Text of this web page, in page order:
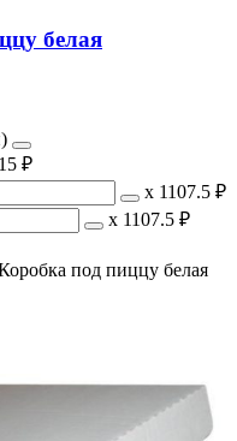
белая
₽
х 1107.5 ₽
х 1107.5 ₽
под пиццу белая